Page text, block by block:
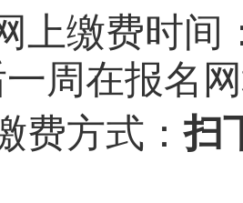
上缴费时间
一周在报名
费方式：扫